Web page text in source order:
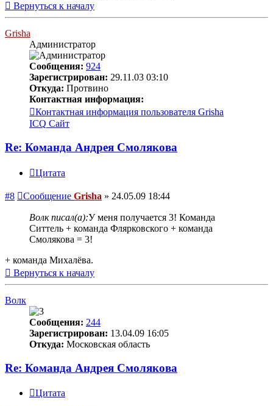
Вернуться к началу
Grisha
Администратор
Сообщения: 924
Зарегистрирован: 29.11.03 03:10
Откуда: Протвино
Контактная информация:
Контактная информация пользователя Grisha
ICQ Сайт
Re: Команда Андрея Смолякова
Цитата
#8 Сообщение Grisha » 24.05.09 18:44
Волк писал(а):У меня получается 3! Команда
Ситтель + команда Флярковского + команда
Смолякова = 3!
+ команда Михалёва.
Вернуться к началу
Волк
Сообщения: 244
Зарегистрирован: 13.04.09 16:05
Откуда: Московская область
Re: Команда Андрея Смолякова
Цитата